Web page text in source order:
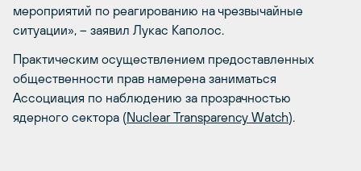
мероприятий по реагированию на чрезвычайные
ситуации», – заявил Лукас Каполос.
Практическим осуществлением предоставленных
общественности прав намерена заниматься
Ассоциация по наблюдению за прозрачностью
ядерного сектора (Nuclear Transparency Watch).